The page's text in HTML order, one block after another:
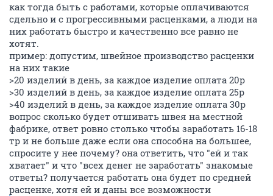
как тогда быть с работами, которые оплачиваются
сдельно и с прогрессивными расценками, а люди на
них работать быстро и качественно все равно не
хотят.
пример: допустим, швейное производство расценки
на них такие
>20 изделий в день, за каждое изделие оплата 20р
>30 изделий в день, за каждое изделие оплата 25р
>40 изделий в день, за каждое изделие оплата 30р
вопрос сколько будет отшивать швея на местной
фабрике, ответ ровно столько чтобы заработать 16-18
тр и не больше даже если она способна на большее,
спросите у нее почему? она ответить, что "ей и так
хватает" и что "всех денег не заработать" знакомые
ответы? получается работать она будет по средней
расценке, хотя ей и даны все возможности